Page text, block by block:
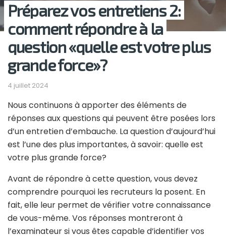
Préparez vos entretiens 2:
comment répondre à la
question «quelle est votre plus
grande force»?
4 juillet 2024
Nous continuons à apporter des éléments de
réponses aux questions qui peuvent être posées lors
d’un entretien d’embauche. La question d’aujourd’hui
est l’une des plus importantes, à savoir: quelle est
votre plus grande force?
Avant de répondre à cette question, vous devez
comprendre pourquoi les recruteurs la posent. En
fait, elle leur permet de vérifier votre connaissance
de vous-même. Vos réponses montreront à
l’examinateur si vous êtes capable d’identifier vos